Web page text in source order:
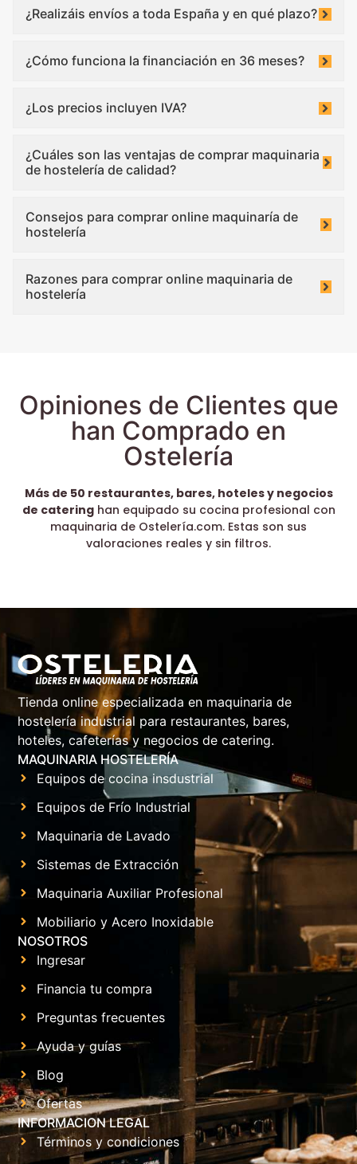
¿Realizáis envíos a toda España y en qué plazo?
¿Cómo funciona la financiación en 36 meses?
¿Los precios incluyen IVA?
¿Cuáles son las ventajas de comprar maquinaria
de hostelería de calidad?
Consejos para comprar online maquinaría de
hostelería
Razones para comprar online maquinaria de
hostelería
Opiniones de Clientes que
han Comprado en
Ostelería
Más de 50 restaurantes, bares, hoteles y negocios
de cateringhan equipado su cocina profesional con
maquinaria de Ostelería.com. Estas son sus
valoraciones reales y sin filtros.
Tienda online especializada en maquinaria de
hostelería industrial para restaurantes, bares,
hoteles, cafeterías y negocios de catering.
MAQUINARIA HOSTELERÍA
Equipos de cocina insdustrial
Equipos de Frío Industrial
Maquinaria de Lavado
Sistemas de Extracción
Maquinaria Auxiliar Profesional
Mobiliario y Acero Inoxidable
NOSOTROS
Ingresar
Financia tu compra
Preguntas frecuentes
Ayuda y guías
Blog
Ofertas
INFORMACION LEGAL
Términos y condiciones